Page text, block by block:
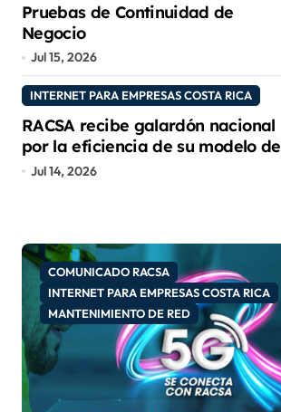
Pruebas de Continuidad de
Negocio
Jul 15, 2026
INTERNET PARA EMPRESAS COSTA RICA
RACSA recibe galardón nacional
por la eficiencia de su modelo de
teletrabajo
Jul 14, 2026
COMUNICADO RACSA
INTERNET PARA EMPRESAS COSTA RICA
MANTENIMIENTO DE RED